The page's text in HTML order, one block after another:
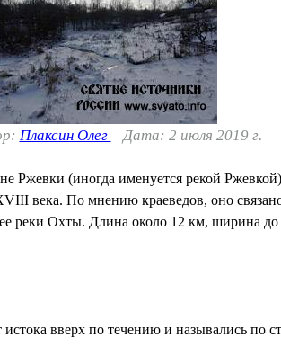
Плаксин Олег Дата: 2 июля 2019 г.
Ржевки (иногда именуется рекой
века. По мнению краеведов, оно
реки Охты. Длина около 12 км, ширина до
вверх по течению и назывались по